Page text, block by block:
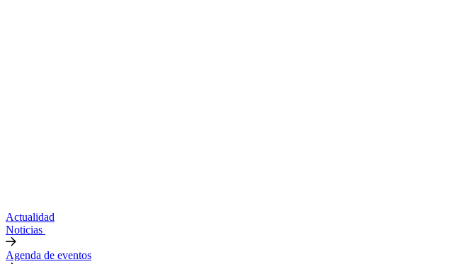
Actualidad
Noticias
Agenda de eventos